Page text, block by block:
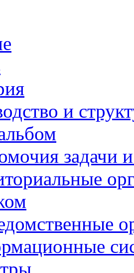
и
задачи